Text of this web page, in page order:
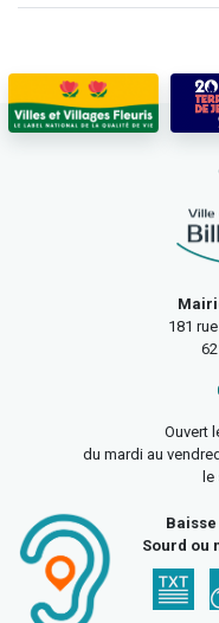
181
Ouvert
du mardi au
Baisse
Sourd ou